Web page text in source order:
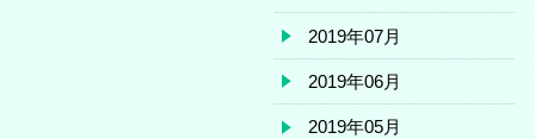
2019年07月
2019年06月
2019年05月